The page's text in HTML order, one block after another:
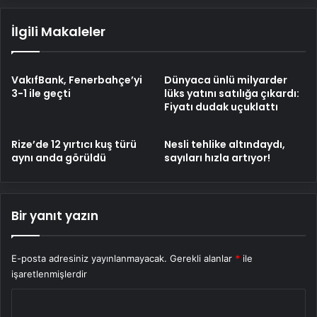
İlgili Makaleler
VakıfBank, Fenerbahçe’yi
3-1 ile geçti
Dünyaca ünlü milyarder
lüks yatını satılığa çıkardı:
Fiyatı dudak uçuklattı
Rize’de 12 yırtıcı kuş türü
aynı anda görüldü
Nesli tehlike altındaydı,
sayıları hızla artıyor!
Bir yanıt yazın
E-posta adresiniz yayınlanmayacak. Gerekli alanlar * ile
işaretlenmişlerdir